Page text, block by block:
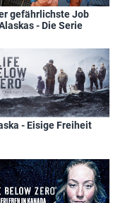
gefährlichste Job
- Die Serie
- Eisige Freiheit